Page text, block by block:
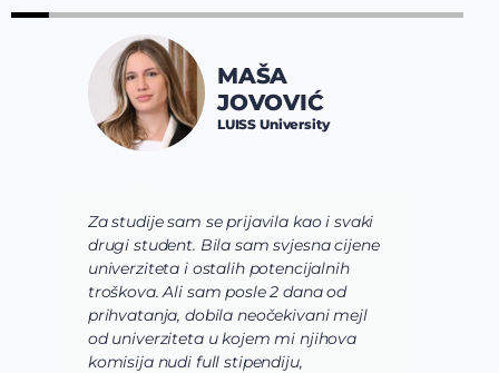
sam se prijavila kao i svaki
Bila sam svjesna cijene
i ostalih potencijalnih
Ali sam posle 2 dana od
dobila neočekivani mejl
u kojem mi njihova
nudi full stipendiju,
MAŠA
JOVOVIĆ
LUISS University
Via tim mi je pre
shvatim koje polje
usavrsim preko
usmerim. Zatim su
odaberem program
odgovara mojim